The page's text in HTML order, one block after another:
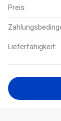
Preis:
Lieferfähigkeit: